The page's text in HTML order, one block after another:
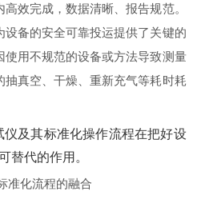
效完成，数据清晰、报告规范。
设备的安全可靠投运提供了关键的
用不规范的设备或方法导致测量
真空、干燥、重新充气等耗时耗
及其标准化操作流程在把好设
替代的作用。
准化流程的融合